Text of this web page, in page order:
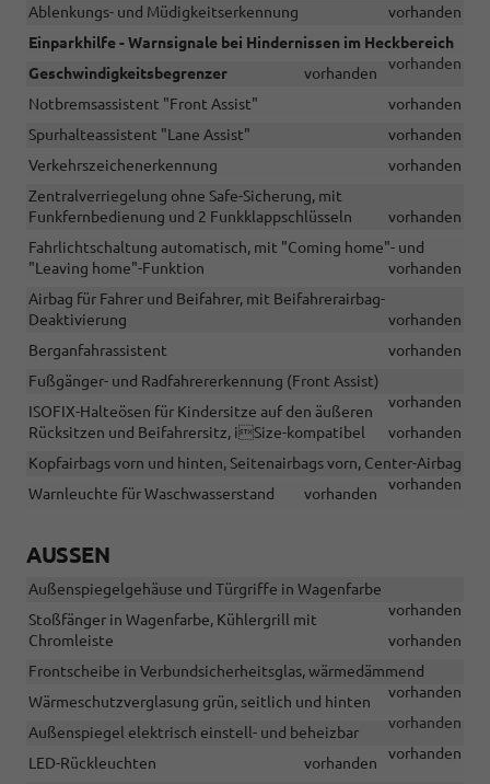
Ablenkungs- und Müdigkeitserkennung
vorhanden
Einparkhilfe - Warnsignale bei Hindernissen im Heckbereich
vorhanden
Geschwindigkeitsbegrenzer
vorhanden
Notbremsassistent "Front Assist"
vorhanden
Spurhalteassistent "Lane Assist"
vorhanden
Verkehrszeichenerkennung
vorhanden
Zentralverriegelung ohne Safe-Sicherung, mit
Funkfernbedienung und 2 Funkklappschlüsseln
vorhanden
Fahrlichtschaltung automatisch, mit "Coming home"- und
"Leaving home"-Funktion
vorhanden
Airbag für Fahrer und Beifahrer, mit Beifahrerairbag-
Deaktivierung
vorhanden
Berganfahrassistent
vorhanden
Fußgänger- und Radfahrererkennung (Front Assist)
vorhanden
ISOFIX-Halteösen für Kindersitze auf den äußeren
Rücksitzen und Beifahrersitz, iSize-kompatibel
vorhanden
Kopfairbags vorn und hinten, Seitenairbags vorn, Center-Airbag
vorhanden
Warnleuchte für Waschwasserstand vorhanden
AUSSEN
Außenspiegelgehäuse und Türgriffe in Wagenfarbe
vorhanden
Stoßfänger in Wagenfarbe, Kühlergrill mit
Chromleiste
vorhanden
Frontscheibe in Verbundsicherheitsglas, wärmedämmend
vorhanden
Wärmeschutzverglasung grün, seitlich und hinten
vorhanden
Außenspiegel elektrisch einstell- und beheizbar
vorhanden
LED-Rückleuchten
vorhanden